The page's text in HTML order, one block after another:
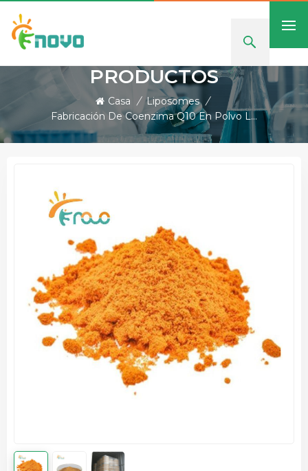
PRODUCTOS
Casa / Liposomes /
Fabricación De Coenzima Q10 En Polvo Liposomal Para La Salud Cardíaca